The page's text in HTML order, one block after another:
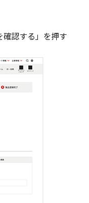
認する」を押す